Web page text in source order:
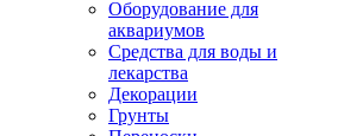
Оборудование для
аквариумов
Средства для воды и
лекарства
Декорации
Грунты